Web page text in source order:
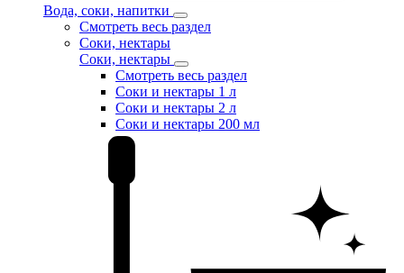
Вода, соки, напитки
Смотреть весь раздел
Соки, нектары
Соки, нектары
Смотреть весь раздел
Соки и нектары 1 л
Соки и нектары 2 л
Соки и нектары 200 мл